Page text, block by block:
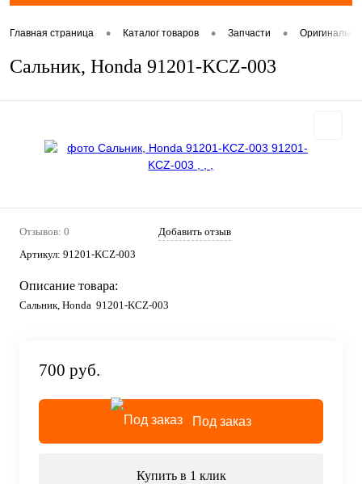
Главная страница • Каталог товаров • Запчасти •
Сальник, Honda 91201-KCZ-003
Отзывов: 0
Добавить отзыв
Артикул: 91201-KCZ-003
Описание товара:
Сальник, Honda 91201-KCZ-003
700 руб.
Под заказ
Купить в 1 клик